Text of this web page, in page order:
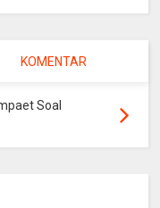
KOMENTAR
Soal